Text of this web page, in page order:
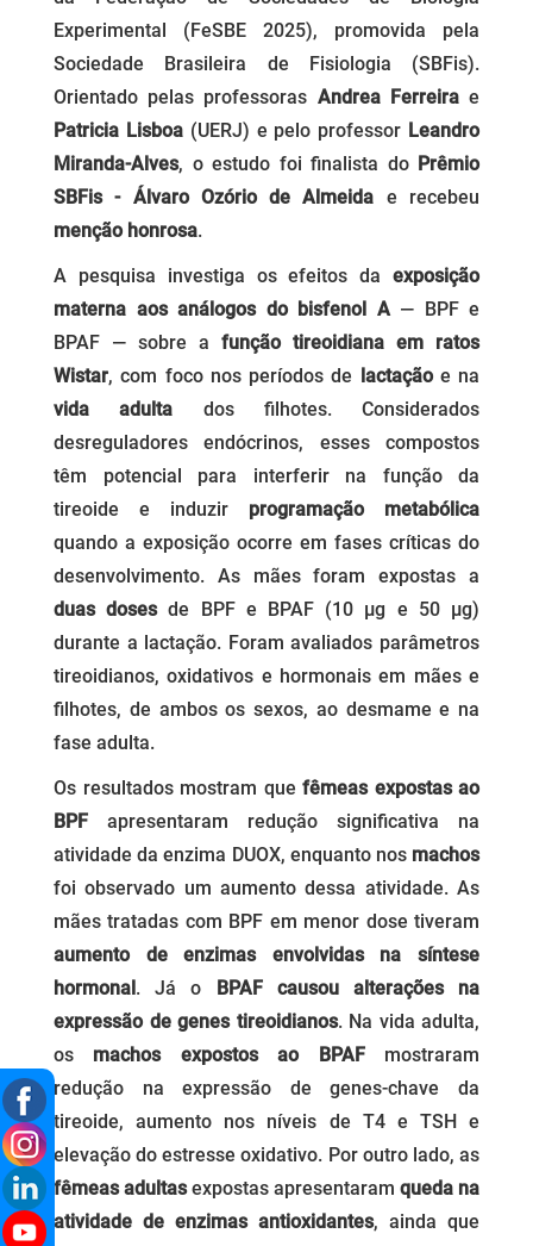
Experimental (FeSBE 2025), promovida pela
Sociedade Brasileira de Fisiologia (SBFis).
Orientado pelas professoras Andrea Ferreirae
Patricia Lisboa(UERJ) e pelo professor Leandro
Miranda-Alves, o estudo foi finalista do Prêmio
SBFis - Álvaro Ozório de Almeida e recebeu
menção honrosa.
A pesquisa investiga os efeitos da exposição
materna aos análogos do bisfenol A— BPF e
BPAF — sobre a função tireoidiana em ratos
Wistar, com foco nos períodos de lactaçãoe na
vida adulta dos filhotes. Considerados
desreguladores endócrinos, esses compostos
têm potencial para interferir na função da
tireoide e induzir programação metabólica
quando a exposição ocorre em fases críticas do
desenvolvimento. As mães foram expostas a
duas dosesde BPF e BPAF (10 µg e 50 µg)
durante a lactação. Foram avaliados parâmetros
tireoidianos, oxidativos e hormonais em mães e
filhotes, de ambos os sexos, ao desmame e na
fase adulta.
Os resultados mostram que fêmeas expostas ao
BPF apresentaram redução significativa na
atividade da enzima DUOX, enquanto nos machos
foi observado um aumento dessa atividade. As
mães tratadas com BPF em menor dose tiveram
aumento de enzimas envolvidas na síntese
hormonal. Já o BPAF causou alterações na
expressão de genes tireoidianos. Na vida adulta,
os machos expostos ao BPAFmostraram
redução na expressão de genes-chave da
tireoide, aumento nos níveis de T4 e TSH e
elevação do estresse oxidativo. Por outro lado, as
fêmeas adultasexpostas apresentaram queda na
atividade de enzimas antioxidantes, ainda que